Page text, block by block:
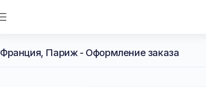
Франция, Париж - Оформление заказа